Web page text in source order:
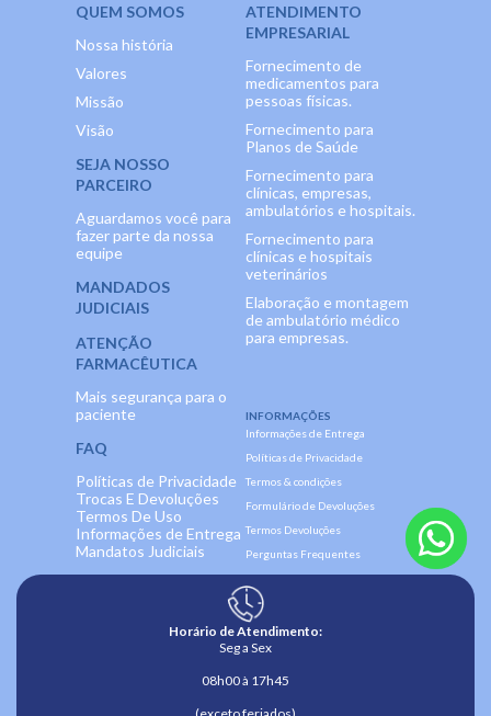
QUEM SOMOS
Nossa história
Valores
Missão
Visão
SEJA NOSSO
PARCEIRO
Aguardamos você para
fazer parte da nossa
equipe
MANDADOS
JUDICIAIS
ATENÇÃO
FARMACÊUTICA
Mais segurança para o
paciente
FAQ
Políticas de Privacidade
Trocas E Devoluções
Termos De Uso
Informações de Entrega
Mandatos Judiciais
ATENDIMENTO
EMPRESARIAL
Fornecimento de
medicamentos para
pessoas físicas.
Fornecimento para
Planos de Saúde
Fornecimento para
clínicas, empresas,
ambulatórios e hospitais.
Fornecimento para
clínicas e hospitais
veterinários
Elaboração e montagem
de ambulatório médico
para empresas.
INFORMAÇÕES
Informações de Entrega
Políticas de Privacidade
Termos & condições
Formulário de Devoluções
Termos Devoluções
Perguntas Frequentes
Horário de Atendimento:
Seg a Sex
08h00 à 17h45